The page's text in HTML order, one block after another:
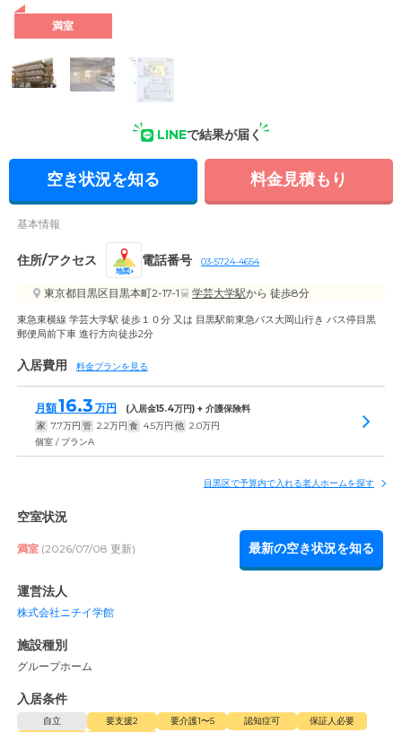
満室
LINEで結果が届く
空き状況を知る 料金見積もり
基本情報
住所/アクセス
地図
電話番号 03-5724-4654
東京都目黒区目黒本町2-17-1 学芸大学駅から 徒歩8分
東急東横線 学芸大学駅 徒歩１０分 又は 目黒駅前東急バス大岡山行き バス停目黒
郵便局前下車 進行方向徒歩2分
入居費用 料金プランを見る
月額16.3 万円 (入居金15.4万円) + 介護保険料
家 7.7万円 管 2.2万円 食 4.5万円 他 2.0万円
個室 / プランA
目黒区で予算内で入れる老人ホームを探す
空室状況
満室 (2026/07/08 更新) 最新の空き状況を知る
運営法人
株式会社ニチイ学館
施設種別
グループホーム
入居条件
自立 要支援2 要介護1〜5 認知症可
保証人必要